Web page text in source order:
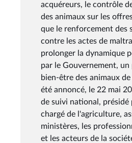
acquéreurs, le contrôle
des animaux sur les
que le renforcement des
contre les actes de
prolonger la dynamique
par le Gouvernement, un
bien-être des animaux
été annoncé, le 22 mai
de suivi national, présidé
chargé de l'agriculture,
ministères, les
et les acteurs de la